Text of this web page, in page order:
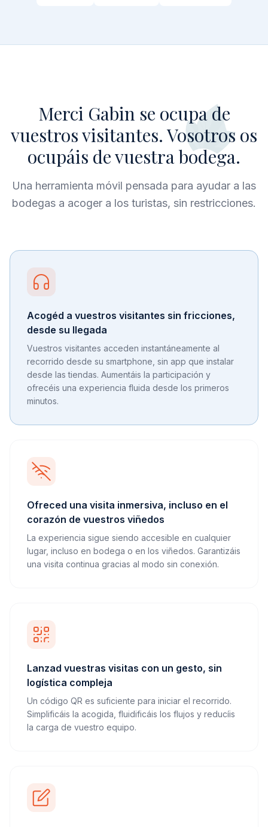
Merci Gabin se ocupa de
vuestros visitantes. Vosotros os
ocupáis de vuestra bodega.
Una herramienta móvil pensada para ayudar a las
bodegas a acoger a los turistas, sin restricciones.
Acogéd a vuestros visitantes sin fricciones,
desde su llegada
Vuestros visitantes acceden instantáneamente al
recorrido desde su smartphone, sin app que instalar
desde las tiendas. Aumentáis la participación y
ofrecéis una experiencia fluida desde los primeros
minutos.
Ofreced una visita inmersiva, incluso en el
corazón de vuestros viñedos
La experiencia sigue siendo accesible en cualquier
lugar, incluso en bodega o en los viñedos. Garantizáis
una visita continua gracias al modo sin conexión.
Lanzad vuestras visitas con un gesto, sin
logística compleja
Un código QR es suficiente para iniciar el recorrido.
Simplificáis la acogida, fluidificáis los flujos y reducíis
la carga de vuestro equipo.